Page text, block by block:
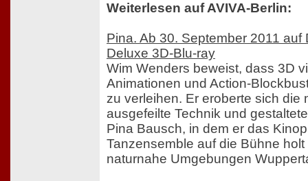
Weiterlesen auf AVIVA-Berlin:
Pina. Ab 30. September 2011 auf
Deluxe 3D-Blu-ray
Wim Wenders beweist, dass 3D
Animationen und Action-
zu verleihen. Er eroberte sich die
ausgefeilte Technik und
Pina Bausch, in dem er das
Tanzensemble auf die Bühne
naturnahe Umgebungen